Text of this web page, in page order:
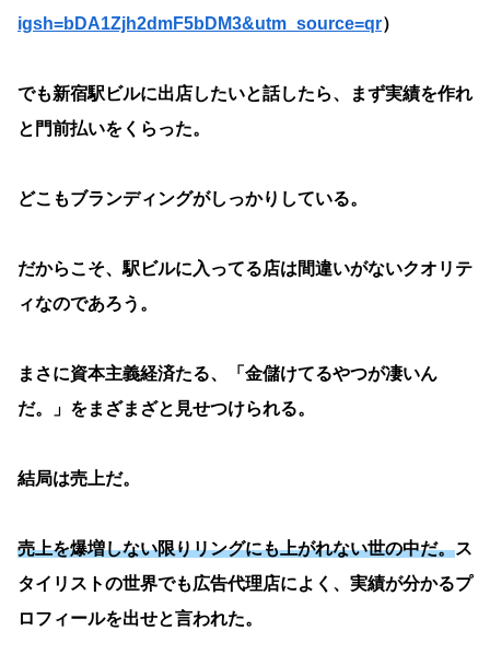
igsh=bDA1Zjh2dmF5bDM3&utm_source=qr）
でも新宿駅ビルに出店したいと話したら、まず実績を作れ
と門前払いをくらった。
どこもブランディングがしっかりしている。
だからこそ、駅ビルに入ってる店は間違いがないクオリテ
ィなのであろう。
まさに資本主義経済たる、「金儲けてるやつが凄いん
だ。」をまざまざと見せつけられる。
結局は売上だ。
売上を爆増しない限りリングにも上がれない世の中だ。ス
タイリストの世界でも広告代理店によく、実績が分かるプ
ロフィールを出せと言われた。